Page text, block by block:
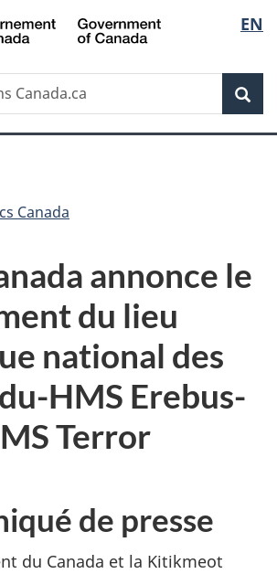
Passer
au
principal
Passer
à
Au
du
Passer
à
version
simplifiée
de
la
EN
Canada
annonce le
du lieu
national des
HMS Erebus-
Terror
de presse
du Canada et la Kitikmeot